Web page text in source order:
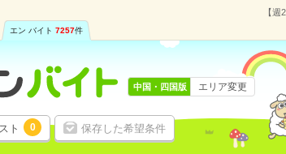
【
エン バイト 7257件
ト 0 保存した希望条件
中国・四国版 エリア変更